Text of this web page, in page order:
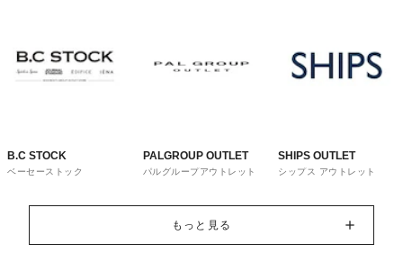
B.C STOCK
ベーセーストック
PALGROUP OUTLET
パルグループアウトレット
SHIPS OUTLET
シップス アウトレット
もっと見る